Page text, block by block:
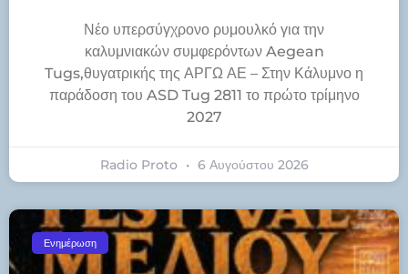
Νέο υπερσύγχρονο ρυμουλκό για την
καλυμνιακών συμφερόντων Aegean
Tugs,θυγατρικής της ΑΡΓΩ ΑΕ – Στην Κάλυμνο η
παράδοση του ASD Tug 2811 το πρώτο τρίμηνο
2027
Radio Proto 6 Αυγούστου 2026
Ενημέρωση